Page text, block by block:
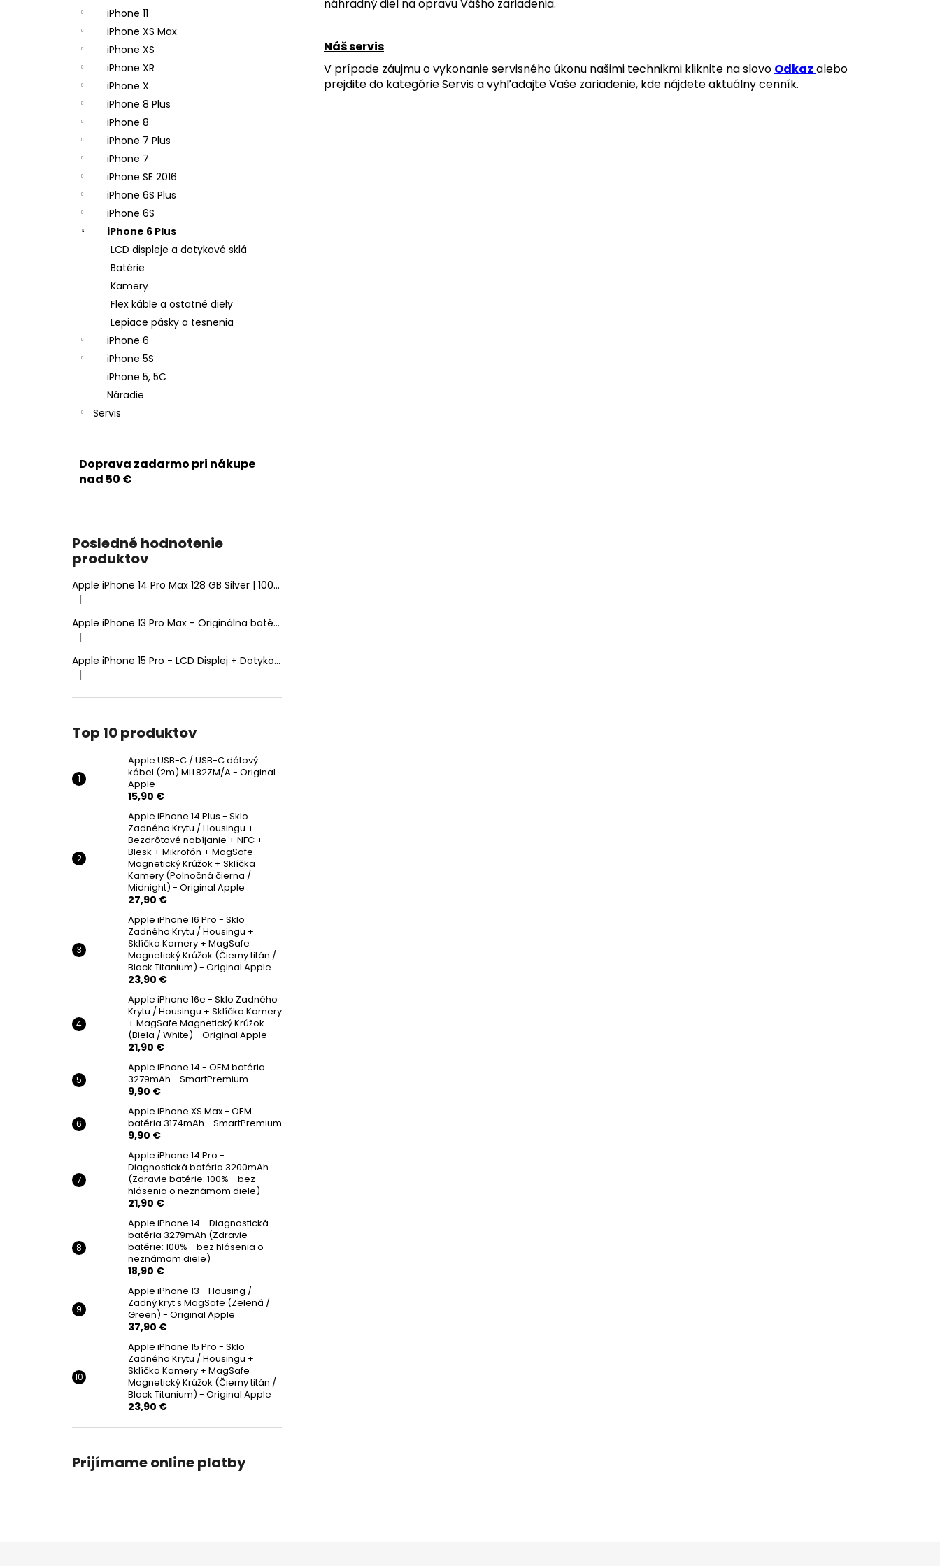
iPhone 11
iPhone XS Max
iPhone XS
iPhone XR
iPhone X
iPhone 8 Plus
iPhone 8
iPhone 7 Plus
iPhone 7
iPhone SE 2016
iPhone 6S Plus
iPhone 6S
iPhone 6 Plus
LCD displeje a dotykové sklá
Batérie
Kamery
Flex káble a ostatné diely
Lepiace pásky a tesnenia
iPhone 6
iPhone 5S
iPhone 5, 5C
Náradie
Servis
Doprava zadarmo pri nákupe
nad 50 €
Posledné hodnotenie
produktov
Apple iPhone 14 Pro Max 128 GB Silver | 100% Zdravie batérie | Stav: A (Výborný)
Hodnotenie produktu je 5 z 5 hviezdičiek.
|
Apple iPhone 13 Pro Max - Originálna batéria 4352mAh (Zdravie batérie: 100% - bez hlásenia o neznámom diele)
Hodnotenie produktu je 5 z 5 hviezdičiek.
|
Apple iPhone 15 Pro - LCD Displej + Dotyková Plocha + Rám - SmartPremium Hard OLED
Hodnotenie produktu je 5 z 5 hviezdičiek.
|
Top 10 produktov
Apple USB-C / USB-C dátový
kábel (2m) MLL82ZM/A - Original
Apple
15,90 €
Apple iPhone 14 Plus - Sklo
Zadného Krytu / Housingu +
Bezdrôtové nabíjanie + NFC +
Blesk + Mikrofón + MagSafe
Magnetický Krúžok + Sklíčka
Kamery (Polnočná čierna /
Midnight) - Original Apple
27,90 €
Apple iPhone 16 Pro - Sklo
Zadného Krytu / Housingu +
Sklíčka Kamery + MagSafe
Magnetický Krúžok (Čierny titán /
Black Titanium) - Original Apple
23,90 €
Apple iPhone 16e - Sklo Zadného
Krytu / Housingu + Sklíčka Kamery
+ MagSafe Magnetický Krúžok
(Biela / White) - Original Apple
21,90 €
Apple iPhone 14 - OEM batéria
3279mAh - SmartPremium
9,90 €
Apple iPhone XS Max - OEM
batéria 3174mAh - SmartPremium
9,90 €
Apple iPhone 14 Pro -
Diagnostická batéria 3200mAh
(Zdravie batérie: 100% - bez
hlásenia o neznámom diele)
21,90 €
Apple iPhone 14 - Diagnostická
batéria 3279mAh (Zdravie
batérie: 100% - bez hlásenia o
neznámom diele)
18,90 €
Apple iPhone 13 - Housing /
Zadný kryt s MagSafe (Zelená /
Green) - Original Apple
37,90 €
Apple iPhone 15 Pro - Sklo
Zadného Krytu / Housingu +
Sklíčka Kamery + MagSafe
Magnetický Krúžok (Čierny titán /
Black Titanium) - Original Apple
23,90 €
Prijímame online platby
náhradný diel na opravu Vášho zariadenia.
Náš servis
V prípade záujmu o vykonanie servisného úkonu našimi technikmi kliknite na slovo Odkaz alebo
prejdite do kategórie Servis a vyhľadajte Vaše zariadenie, kde nájdete aktuálny cenník.
Z